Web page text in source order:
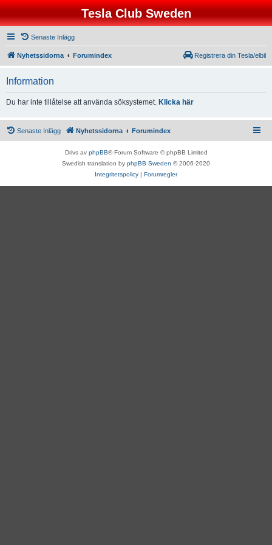
Tesla Club Sweden
Senaste Inlägg
Nyhetssidorna Forumindex Registrera din Tesla/elbil
Information
Du har inte tillåtelse att använda söksystemet. Klicka här
Senaste Inlägg Nyhetssidorna Forumindex
Drivs av phpBB® Forum Software © phpBB Limited
Swedish translation by phpBB Sweden © 2006-2020
Integritetspolicy | Forumregler